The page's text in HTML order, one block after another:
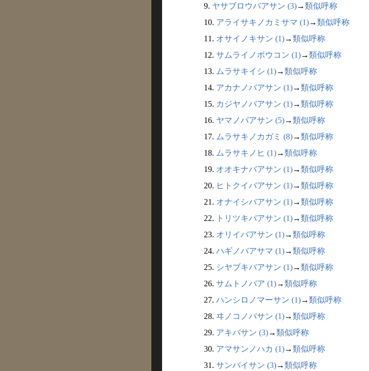
9. ヤサブロウバアサン (3)→類似呼称
10. アライサキノカミサマ (1)→類似呼称
11. オサイノキサン (1)→類似呼称
12. サムライノボウコン (1)→類似呼称
13. ムラサキイシ (1)→類似呼称
14. アカナノバアサン (1)→類似呼称
15. カジヤノバアサン (1)→類似呼称
16. ヤマノバアサン (5)→類似呼称
17. ムラサキノカガミ (8)→類似呼称
18. ムラサキノヒ (1)→類似呼称
19. オオキナバアサン (1)→類似呼称
20. ヒトクイバアサン (1)→類似呼称
21. オナイシバアサン (1)→類似呼称
22.
トリツキバアサン (1)→類似呼称
23. オリイバアサン (1)→類似呼称
24. ハギノバアサマ (1)→類似呼称
25. シヤブキバアサン (1)→類似呼称
26. サムトノバア (1)→類似呼称
27. ハンシロノマーサン (1)→類似呼称
28. ヰノコノバサン (1)→類似呼称
29. アキバサン (3)→類似呼称
30. アマサンノハカ (1)→類似呼称
31. サンバイサン (3)→類似呼称